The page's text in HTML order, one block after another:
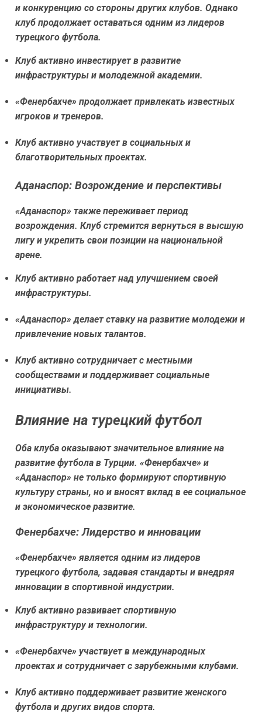
и конкуренцию со стороны других клубов. Однако
клуб продолжает оставаться одним из лидеров
турецкого футбола.
Клуб активно инвестирует в развитие
инфраструктуры и молодежной академии.
«Фенербахче» продолжает привлекать известных
игроков и тренеров.
Клуб активно участвует в социальных и
благотворительных проектах.
Аданаспор: Возрождение и перспективы
«Аданаспор» также переживает период
возрождения. Клуб стремится вернуться в высшую
лигу и укрепить свои позиции на национальной
арене.
Клуб активно работает над улучшением своей
инфраструктуры.
«Аданаспор» делает ставку на развитие молодежи и
привлечение новых талантов.
Клуб активно сотрудничает с местными
сообществами и поддерживает социальные
инициативы.
Влияние на турецкий футбол
Оба клуба оказывают значительное влияние на
развитие футбола в Турции. «Фенербахче» и
«Аданаспор» не только формируют спортивную
культуру страны, но и вносят вклад в ее социальное
и экономическое развитие.
Фенербахче: Лидерство и инновации
«Фенербахче» является одним из лидеров
турецкого футбола, задавая стандарты и внедряя
инновации в спортивной индустрии.
Клуб активно развивает спортивную
инфраструктуру и технологии.
«Фенербахче» участвует в международных
проектах и сотрудничает с зарубежными клубами.
Клуб активно поддерживает развитие женского
футбола и других видов спорта.